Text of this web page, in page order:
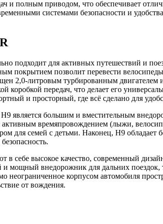
и полным приводом, что обеспечивает
системами безопасности и
подходит для активных путешествий и
покрытием позволит перевести
2,0-литровым турбированным двигателем
передач, что делает его
и просторный, где всё сделано для
большим и вместительным
активным времяпровождением (лыжи,
для семей с детьми. Наконец, H9 обладает
себе высокое качество, современный
мощный внедорожник для дальних
корпусом автомобиля
от вождения.